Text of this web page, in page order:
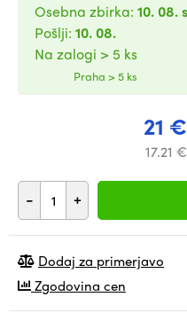
21
17.21
- +
Osebna zbirka: 10. 08.
Pošlji: 10. 08.
Na zalogi > 5 ks
Praha > 5 ks
Dodaj za primerjavo
Zgodovina cen